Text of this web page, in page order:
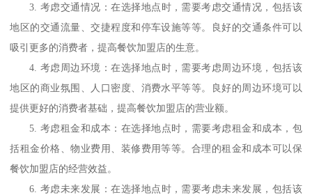
3. 考虑交通情况：在选择地点时，需要考虑交通情况，包括该
地区的交通流量、交捷程度和停车设施等等。良好的交通条件可以
吸引更多的消费者，提高餐饮加盟店的生意。
4. 考虑周边环境：在选择地点时，需要考虑周边环境，包括该
地区的商业氛围、人口密度、消费水平等等。良好的周边环境可以
提供更好的消费者基础，提高餐饮加盟店的营业额。
5. 考虑租金和成本：在选择地点时，需要考虑租金和成本，包
括租金价格、物业费用、装修费用等等。合理的租金和成本可以保
餐饮加盟店的经营效益。
6. 考虑未来发展：在选择地点时，需要考虑未来发展，包括该